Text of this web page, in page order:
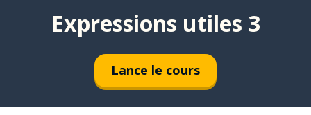
Expressions utiles 3
Lance le cours